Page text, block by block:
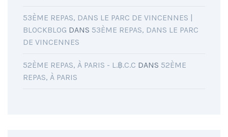
53ÈME REPAS, DANS LE PARC DE VINCENNES |
BLOCKBLOG DANS 53ÈME REPAS, DANS LE PARC
DE VINCENNES
52ÈME REPAS, À PARIS - L.฿.C.C DANS 52ÈME
REPAS, À PARIS